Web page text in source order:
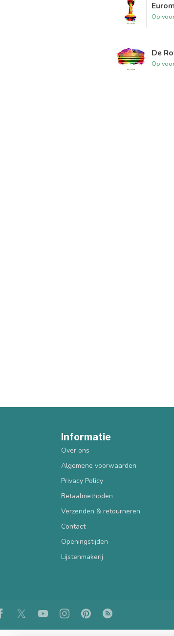
Op
De
Op
Informatie
Over ons
Algemene voorwaarden
Privacy Policy
Betaalmethoden
Verzenden & retourneren
Contact
Openingstijden
Lijstenmakerij